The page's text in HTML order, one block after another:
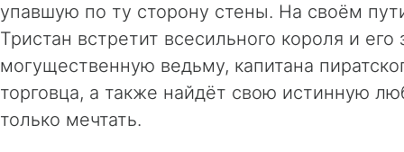
упавшую по ту сторону стены. На своём
Тристан встретит всесильного короля и
могущественную ведьму, капитана
торговца, а также найдёт свою истинную
только мечтать.